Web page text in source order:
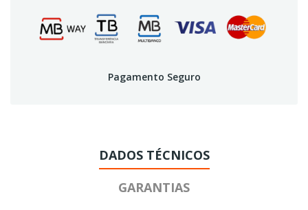
Pagamento Seguro
DADOS TÉCNICOS
GARANTIAS